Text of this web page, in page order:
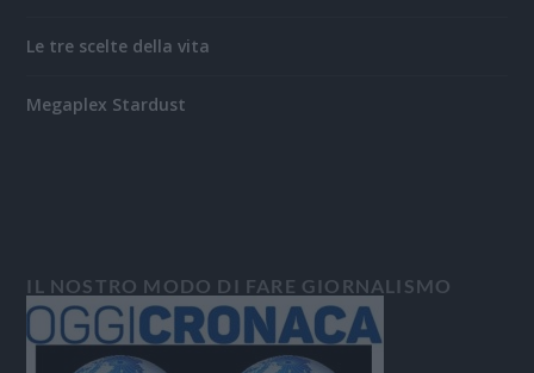
Le tre scelte della vita
Megaplex Stardust
IL NOSTRO MODO DI FARE GIORNALISMO